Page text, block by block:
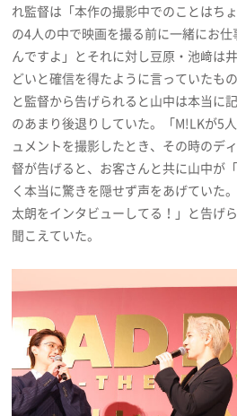
れ監督は「本作の撮影中でのことはち
の4人の中で映画を撮る前に一緒にお
んですよ」とそれに対し豆原・池﨑は
どいと確信を得たように言っていたも
と監督から告げられると山中は本当に
のあまり後退りしていた。「M!LKが5
ュメントを撮影したとき、その時のデ
督が告げると、お客さんと共に山中が
く本当に驚きを隠せず声をあげていた
太朗をインタビューしてる！」と告げ
聞こえていた。